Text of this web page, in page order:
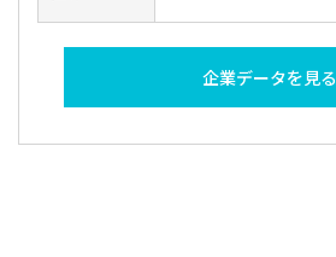
企業データを見る